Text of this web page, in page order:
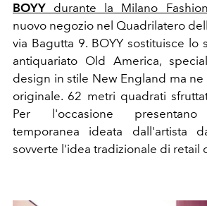
BOYY durante la Milano
nuovo negozio nel Quadrilatero
via Bagutta 9. BOYY sostituisce lo
antiquariato Old America,
design in stile New England ma
originale. 62 metri quadrati
Per l'occasione
temporanea ideata dall'artista
sovverte l 'idea tradizionale di retail